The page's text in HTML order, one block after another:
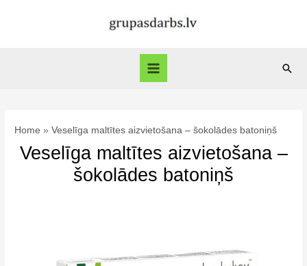
Main
Home Veselīga maltītes aizvietošana – šokolādes batoniņš
Veselīga maltītes aizvietošana –
šokolādes batoniņš